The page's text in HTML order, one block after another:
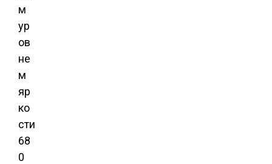
м
ур
ов
не
м
яр
ко
сти
68
0